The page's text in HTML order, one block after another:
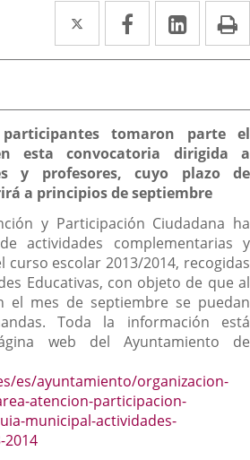
Twitter
Enlace
a
aplicación
externa.
Facebook
Enlace
a
aplicación
externa.
Enlace
a
tomaron parte el
esta convocatoria dirigida a
y profesores, cuyo plazo de
a principios de septiembre
y Participación Ciudadana ha
actividades complementarias y
escolar 2013/2014, recogidas
Educativas, con objeto de que al
el mes de septiembre se puedan
Toda la información está
web del Ayuntamiento de
es/ayuntamiento/organizacion-
atencion-participacion-
municipal-actividades-
2014